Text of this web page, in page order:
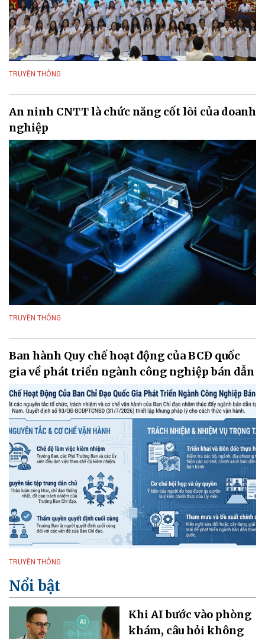
TRUYỀN THÔNG
An ninh CNTT là chức năng cốt lõi của doanh
nghiệp
TRUYỀN THÔNG
Ban hành Quy chế hoạt động của BCĐ quốc
gia về phát triển ngành công nghiệp bán dẫn
TRUYỀN THÔNG
Nổi bật
Khi AI bước vào phòng
khám, câu hỏi không